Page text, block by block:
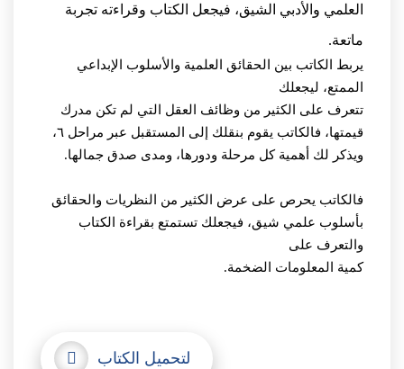
العلمي والأدبي الشيق، فيجعل الكتاب وقراءته تجربة
ماتعة.
يربط الكاتب بين الحقائق العلمية والأسلوب الإبداعي
الممتع، ليجعلك
تتعرف على الكثير من وظائف العقل التي لم تكن مدرك
قيمتها، فالكاتب يقوم بنقلك إلى المستقبل عبر مراحل ٦،
ويذكر لك أهمية كل مرحلة ودورها، ومدى صدق جمالها.
فالكاتب يحرص على عرض الكثير من النظريات والحقائق
بأسلوب علمي شيق، فيجعلك تستمتع بقراءة الكتاب
والتعرف على
كمية المعلومات الضخمة.
لتحميل الكتاب